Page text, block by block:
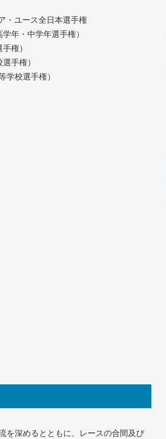
・ユース全日本選手権
年・中学年選手権）
権）
手権）
学校選手権）
を深めるとともに、レースの合間及び